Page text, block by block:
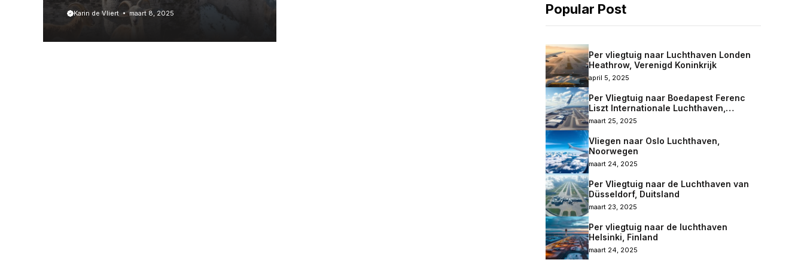
Karin de Vliert maart 8, 2025 Popular Post
Per vliegtuig naar Luchthaven Londen
Heathrow, Verenigd Koninkrijk
april 5, 2025
Per Vliegtuig naar Boedapest Ferenc
Liszt Internationale Luchthaven,
Hongarije
maart 25, 2025
Vliegen naar Oslo Luchthaven,
Noorwegen
maart 24, 2025
Per Vliegtuig naar de Luchthaven van
Düsseldorf, Duitsland
maart 23, 2025
Per vliegtuig naar de luchthaven
Helsinki, Finland
maart 24, 2025